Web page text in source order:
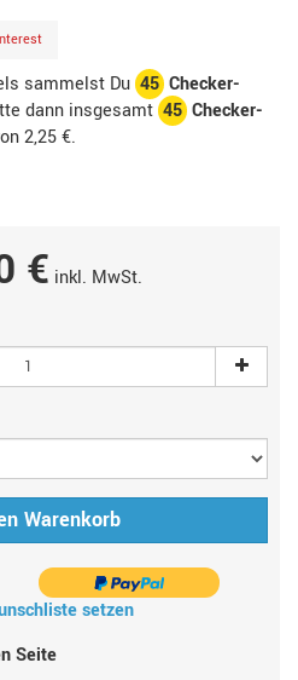
sammelst Du 45 Checker-
dann insgesamt 45 Checker-
2,25 €.
€ inkl. MwSt.
Warenkorb
setzen
Seite